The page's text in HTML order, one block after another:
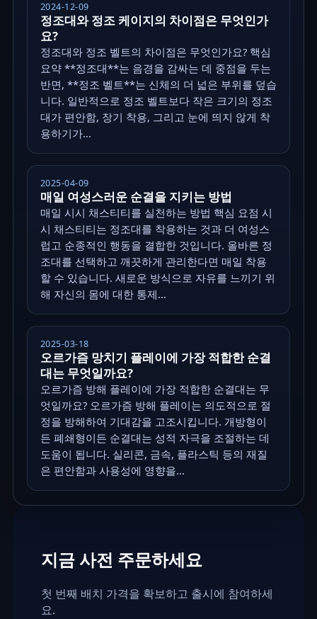
2024-12-09
정조대와 정조 케이지의 차이점은 무엇인가
요?
정조대와 정조 벨트의 차이점은 무엇인가요? 핵심
요약 **정조대**는 음경을 감싸는 데 중점을 두는
반면, **정조 벨트**는 신체의 더 넓은 부위를 덮습
니다. 일반적으로 정조 벨트보다 작은 크기의 정조
대가 편안함, 장기 착용, 그리고 눈에 띄지 않게 착
용하기가...
2025-04-09
매일 여성스러운 순결을 지키는 방법
매일 시시 채스티티를 실천하는 방법 핵심 요점 시
시 채스티티는 정조대를 착용하는 것과 더 여성스
럽고 순종적인 행동을 결합한 것입니다. 올바른 정
조대를 선택하고 깨끗하게 관리한다면 매일 착용
할 수 있습니다. 새로운 방식으로 자유를 느끼기 위
해 자신의 몸에 대한 통제...
2025-03-18
오르가즘 망치기 플레이에 가장 적합한 순결
대는 무엇일까요?
오르가즘 방해 플레이에 가장 적합한 순결대는 무
엇일까요? 오르가즘 방해 플레이는 의도적으로 절
정을 방해하여 기대감을 고조시킵니다. 개방형이
든 폐쇄형이든 순결대는 성적 자극을 조절하는 데
도움이 됩니다. 실리콘, 금속, 플라스틱 등의 재질
은 편안함과 사용성에 영향을...
지금 사전 주문하세요
첫 번째 배치 가격을 확보하고 출시에 참여하세
요.